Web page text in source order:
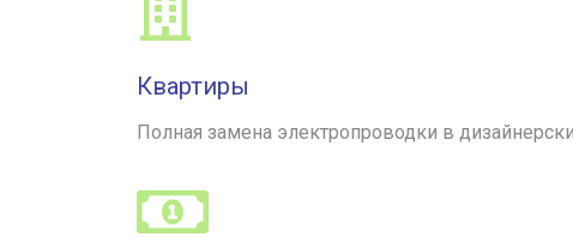
Квартиры
Полная замена электропроводки в